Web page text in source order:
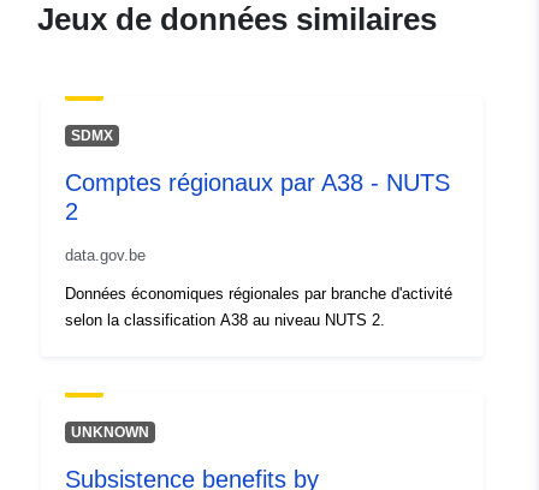
contact:
Courriel:
Compte rendu du
catalogue:
Mise à jour sur data.europa.eu:
uriRef:
http://data.europa.eu/88u/dataset/
Droits d'accès:
Périodicité de annual
Jeux de données similaires
SDMX
Comptes régionaux par A38 - NUTS
2
data.gov.be
Données économiques régionales par branche d'activité
selon la classification A38 au niveau NUTS 2.
UNKNOWN
Subsistence benefits by